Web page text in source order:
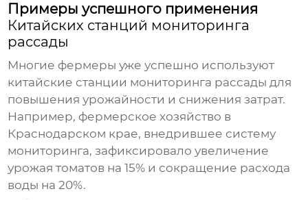
Примеры успешного применения
Китайских станций мониторинга
рассады
Многие фермеры уже успешно используют
китайские станции мониторинга рассады для
повышения урожайности и снижения затрат.
Например, фермерское хозяйство в
Краснодарском крае, внедрившее систему
мониторинга, зафиксировало увеличение
урожая томатов на 15% и сокращение расхода
воды на 20%.